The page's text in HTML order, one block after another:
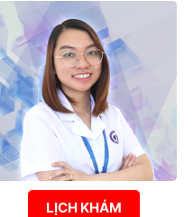
LỊCH KHÁM